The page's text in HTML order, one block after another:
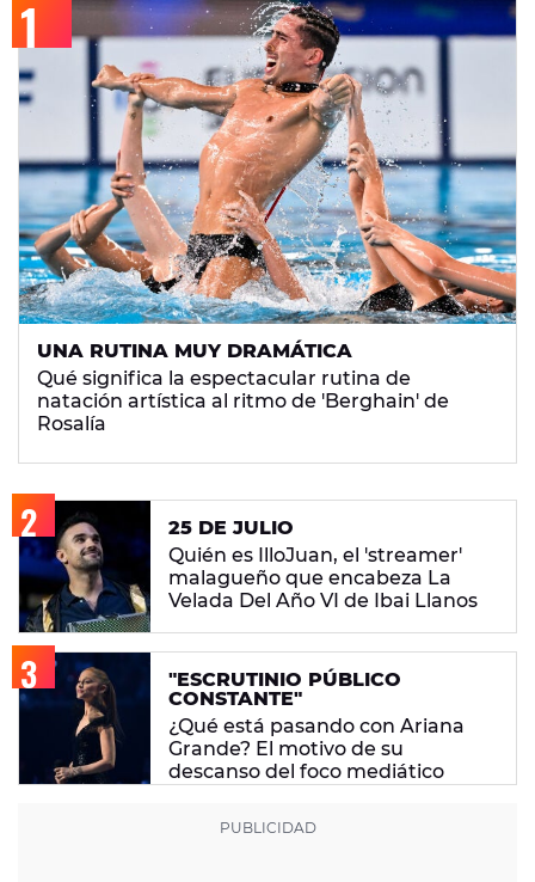
UNA RUTINA MUY DRAMÁTICA
Qué significa la espectacular rutina de
natación artística al ritmo de 'Berghain' de
Rosalía
25 DE JULIO
Quién es IlloJuan, el 'streamer'
malagueño que encabeza La
Velada Del Año VI de Ibai Llanos
"ESCRUTINIO PÚBLICO
CONSTANTE"
¿Qué está pasando con Ariana
Grande? El motivo de su
descanso del foco mediático